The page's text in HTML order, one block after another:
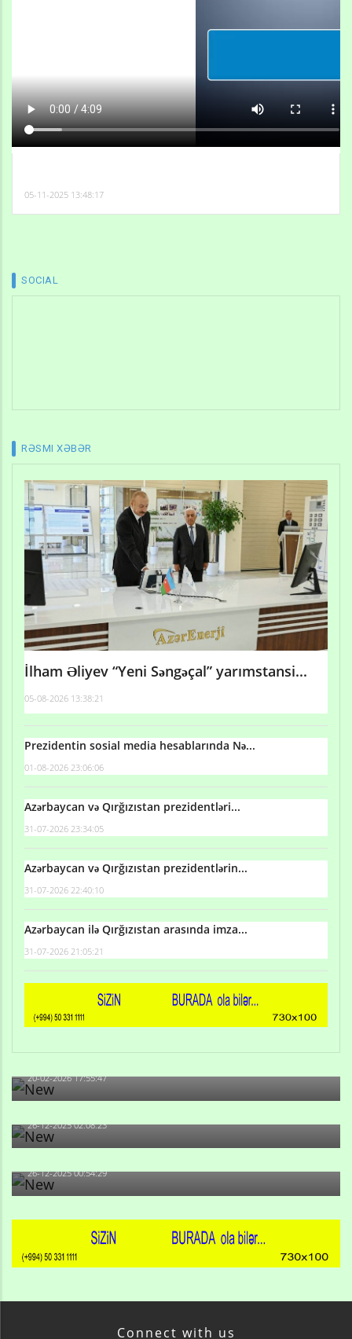
05-11-2025 13:48:17
SOCIAL
RƏSMI XƏBƏR
İlham Əliyev “Yeni Səngəçal” yarımstansi...
05-08-2026 13:38:21
Prezidentin sosial media hesablarında Nə...
01-08-2026 23:06:06
Azərbaycan və Qırğızıstan prezidentləri...
31-07-2026 23:34:05
Azərbaycan və Qırğızıstan prezidentlərin...
31-07-2026 22:40:10
Azərbaycan ilə Qırğızıstan arasında imza...
31-07-2026 21:05:21
Qulu Məhərrəmli: Sosial şəbəkələrdə söyüş niyə artıb?
20-02-2026 17:55:47
Məni bura NAZİR GÖNDƏRİB - 1937-ci ildən fəaliyyətdə
olan və...
26-12-2025 02:08:23
-Ay qız, sən məhkəməni udmayacaqsan... Sən bilirsən
də, məni...
26-12-2025 00:54:29
Connect with us